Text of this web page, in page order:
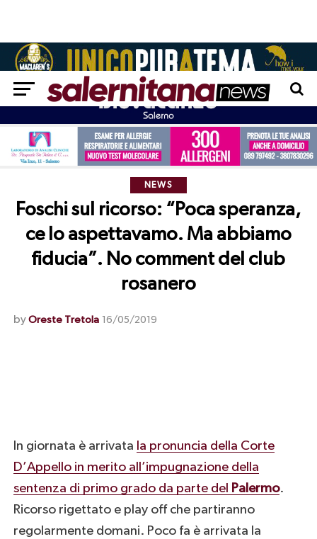
NEWS
Foschi sul ricorso: “Poca speranza,
ce lo aspettavamo. Ma abbiamo
fiducia”. No comment del club
rosanero
by Oreste Tretola 16/05/2019
In giornata è arrivata la pronuncia della Corte
D’Appello in merito all’impugnazione della
sentenza di primo grado da parte del Palermo.
Ricorso rigettato e play off che partiranno
regolarmente domani. Poco fa è arrivata la